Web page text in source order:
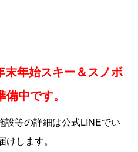
年始スキー＆スノボ
中です。
設等の詳細は公式LINEでい
けします。